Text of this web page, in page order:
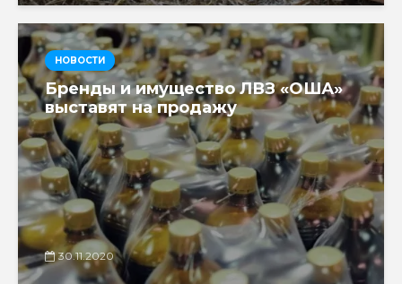
НОВОСТИ
Бренды и имущество ЛВЗ «ОША»
выставят на продажу
30.11.2020